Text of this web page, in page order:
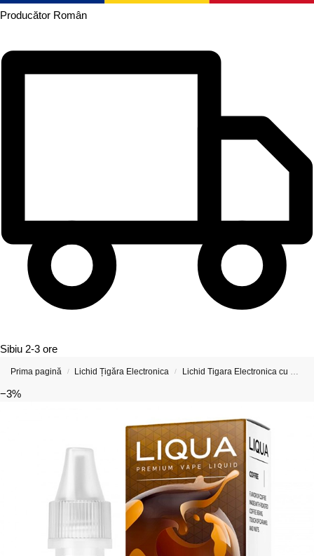
Producător Român
Sibiu 2-3 ore
Prima pagină / Lichid Țigăra Electronica / Lichid Tigara Electronica cu Nicotina
−3%